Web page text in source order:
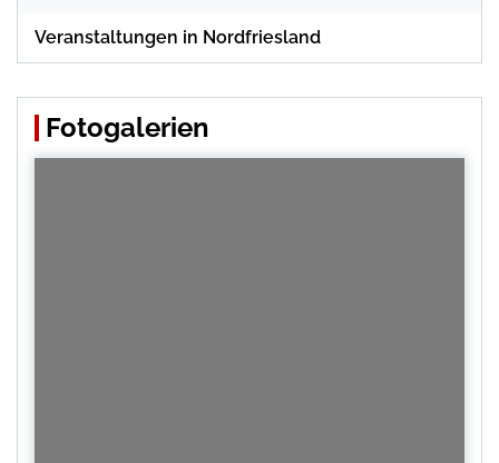
Veranstaltungen in Nordfriesland
Fotogalerien